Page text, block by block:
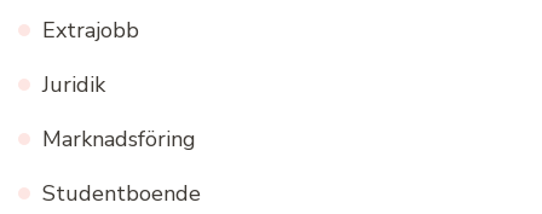
Extrajobb
Juridik
Marknadsföring
Studentboende